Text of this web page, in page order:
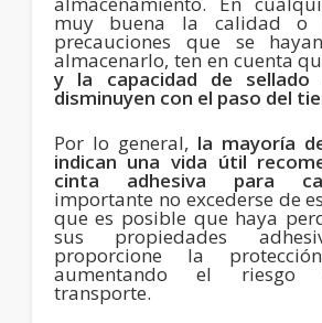
muy buena la calidad o
precauciones que se
almacenarlo, ten en cuenta
y la capacidad de sellado
disminuyen con el paso del
Por lo general, la mayoría
indican una vida útil
cinta adhesiva para
importante no excederse de
que es posible que haya
sus propiedades
proporcione la
aumentando el riesgo
transporte.